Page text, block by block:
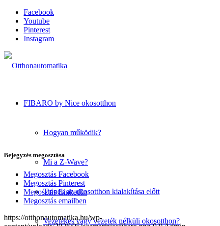
Facebook
Youtube
Pinterest
Instagram
FIBARO by Nice okosotthon
Hogyan működik?
Mi a Z-Wave?
Tippek az okosotthon kialakítása előtt
Vezetékes vagy vezeték nélküli okosotthon?
Bejegyzés megosztása
Megosztás Facebook
Megosztás Pinterest
Megosztás LinkedIn
Megosztás emailben
https://otthonautomatika.hu/wp-